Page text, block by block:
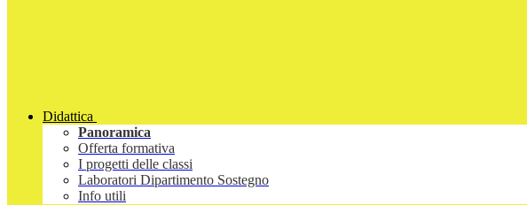
Didattica
Panoramica
Offerta formativa
I progetti delle classi
Laboratori Dipartimento Sostegno
Info utili